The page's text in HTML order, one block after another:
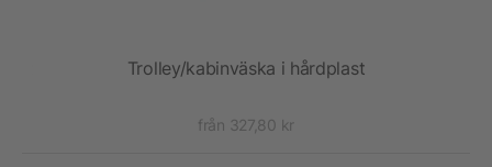
Trolley/kabinväska i hårdplast
från 327,80 kr